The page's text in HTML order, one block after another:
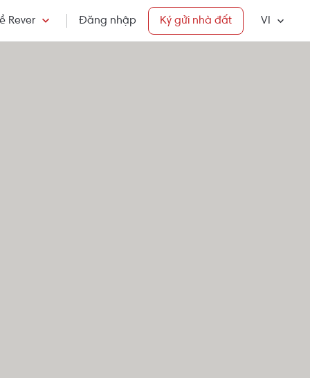
Rever Đăng nhập Ký gửi nhà đất VI